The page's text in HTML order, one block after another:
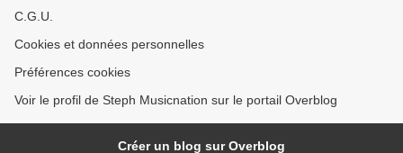
C.G.U.
Cookies et données personnelles
Préférences cookies
Voir le profil de Steph Musicnation sur le portail Overblog
Créer un blog sur Overblog